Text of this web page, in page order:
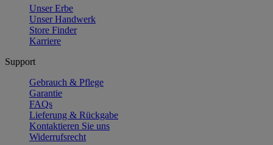
Unser Erbe
Unser Handwerk
Store Finder
Karriere
Support
Gebrauch & Pflege
Garantie
FAQs
Lieferung & Rückgabe
Kontaktieren Sie uns
Widerrufsrecht